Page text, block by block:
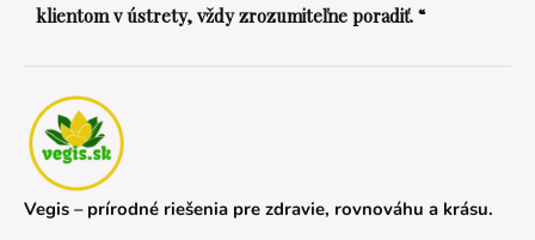
klientom v ústrety, vždy zrozumiteľne poradiť. “
Vegis – prírodné riešenia pre zdravie, rovnováhu a krásu.